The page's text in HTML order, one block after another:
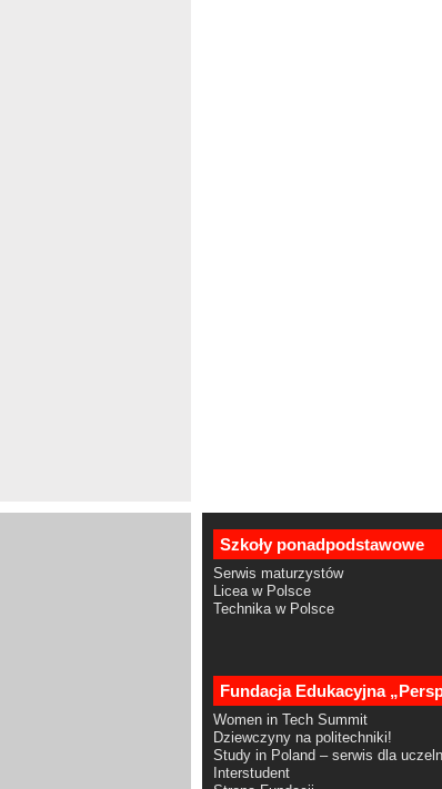
Szkoły ponadpodstawowe
Serwis maturzystów
Licea w Polsce
Technika w Polsce
Fundacja Edukacyjna
Women in Tech Summit
Dziewczyny na politechniki!
Study in Poland – serwis dla
Interstudent